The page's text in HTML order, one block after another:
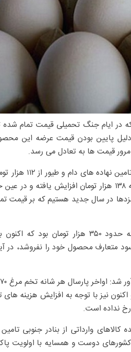
در ایام جنگ تحمیلی قیمت تمام
پایین بودن قیمت عرضه این
قیمت ها به تعادل می رسد.
حمل و نقل و رشد ۶۰ درصدی دستمزدها در سال جدید هستیم
متعارف محصول خود را نفروشد، در
همان زمان ۴۱۰ هزارتومان بود و اکنون نیز با توجه به
وارداتی از بنادر جنوبی
کشورهای دوست و همسایه با اولویت